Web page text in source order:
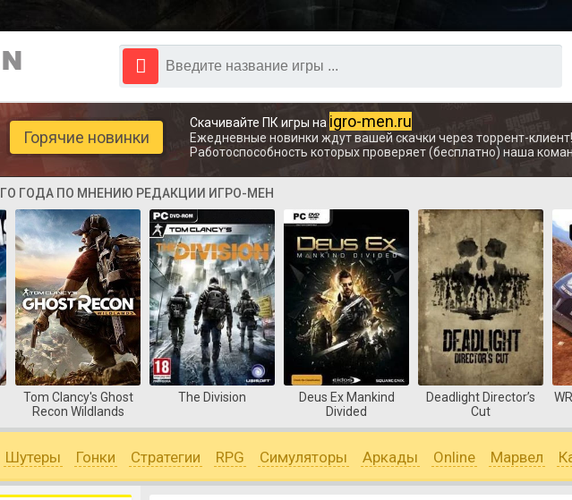
Горячие новинки
Скачивайте ПК игры на igro-men.ru
Ежедневные новинки ждут вашей скачки через торрент-клиент!
Работоспособность которых проверяет (бесплатно) наша
ГОДА ПО МНЕНИЮ РЕДАКЦИИ ИГРО-МЕН
Tom Clancy's Ghost
Recon Wildlands
The Division
Deus Ex Mankind
Divided
Deadlight Director’s
Cut
Шутеры Гонки Стратегии RPG Симуляторы Аркады Online Марвел